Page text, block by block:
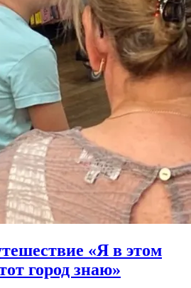
«Я в этом
город знаю»